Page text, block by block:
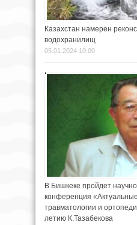
Казахстан намерен
водохранилищ
05.01.2024 10:00
В Бишкеке пройдет
конференция
травматологии и
летию К.Тазабекова